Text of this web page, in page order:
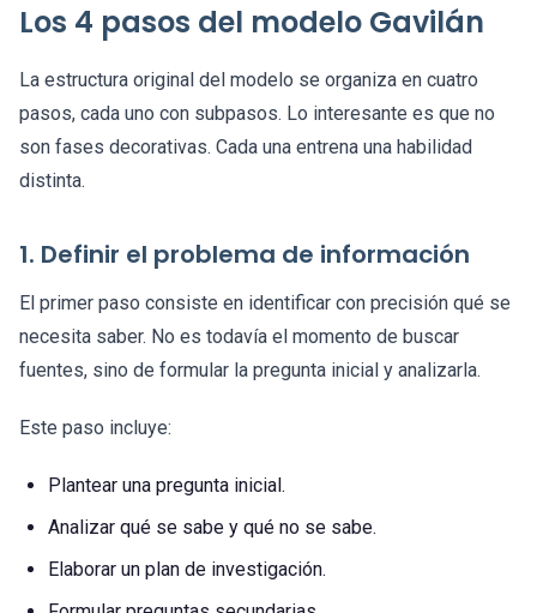
Los 4 pasos del modelo Gavilán
La estructura original del modelo se organiza en cuatro
pasos, cada uno con subpasos. Lo interesante es que no
son fases decorativas. Cada una entrena una habilidad
distinta.
1. Definir el problema de información
El primer paso consiste en identificar con precisión qué se
necesita saber. No es todavía el momento de buscar
fuentes, sino de formular la pregunta inicial y analizarla.
Este paso incluye:
Plantear una pregunta inicial.
Analizar qué se sabe y qué no se sabe.
Elaborar un plan de investigación.